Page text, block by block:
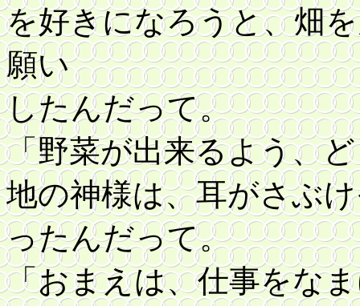
を好きになろうと、畑
願い
したんだって。
「野菜が出来るよう、
地の神様は、耳がさぶ
ったんだって。
「おまえは、仕事をな